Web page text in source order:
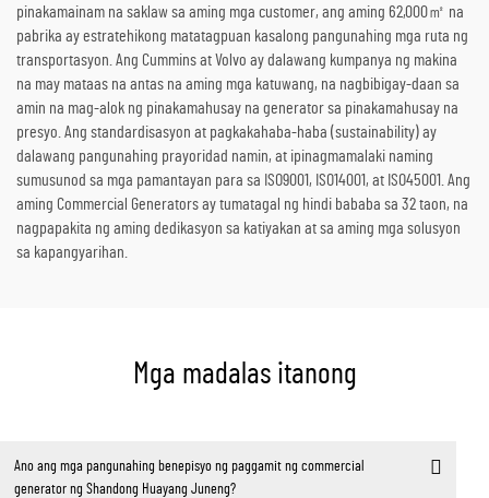
pinakamainam na saklaw sa aming mga customer, ang aming 62,000㎡ na
pabrika ay estratehikong matatagpuan kasalong pangunahing mga ruta ng
transportasyon. Ang Cummins at Volvo ay dalawang kumpanya ng makina
na may mataas na antas na aming mga katuwang, na nagbibigay-daan sa
amin na mag-alok ng pinakamahusay na generator sa pinakamahusay na
presyo. Ang standardisasyon at pagkakahaba-haba (sustainability) ay
dalawang pangunahing prayoridad namin, at ipinagmamalaki naming
sumusunod sa mga pamantayan para sa ISO9001, ISO14001, at ISO45001. Ang
aming Commercial Generators ay tumatagal ng hindi bababa sa 32 taon, na
nagpapakita ng aming dedikasyon sa katiyakan at sa aming mga solusyon
sa kapangyarihan.
Mga madalas itanong
Ano ang mga pangunahing benepisyo ng paggamit ng commercial
generator ng Shandong Huayang Juneng?